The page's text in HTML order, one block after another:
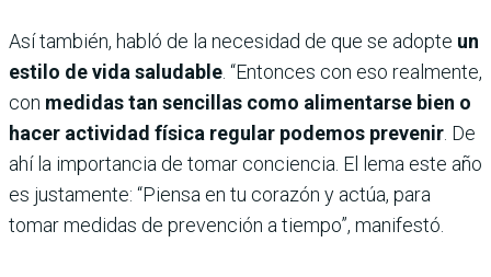
Así también, habló de la necesidad de que se adopte un
estilo de vida saludable . “Entonces con eso realmente,
con medidas tan sencillas como alimentarse bien o
hacer actividad física regular podemos prevenir . De
ahí la importancia de tomar conciencia. El lema este año
es justamente: “Piensa en tu corazón y actúa, para
tomar medidas de prevención a tiempo”, manifestó.